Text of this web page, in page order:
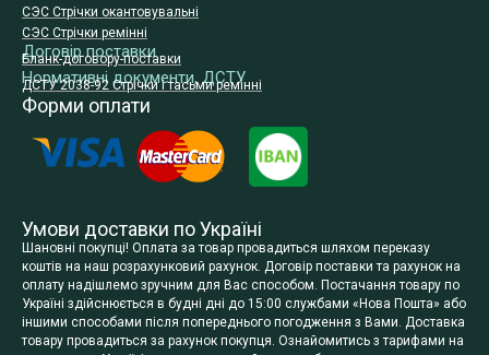
СЭС Стрічки окантовувальні
СЭС Стрічки ремінні
Договір поставки
Бланк-договору-поставки
Нормативні документи, ДСТУ
ДСТУ 2038-92 Стрічки і тасьми ремінні
Форми оплати
Умови доставки по Україні
Шановні покупці! Оплата за товар провадиться шляхом переказу
коштів на наш розрахунковий рахунок. Договір поставки та рахунок на
оплату надішлемо зручним для Вас способом. Постачання товару по
Україні здійснюється в будні дні до 15:00 службами «Нова Пошта» або
іншими способами після попереднього погодження з Вами. Доставка
товару провадиться за рахунок покупця. Ознайомитись з тарифами на